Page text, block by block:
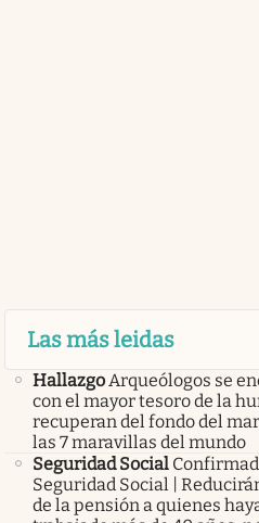
Las más leidas
Hallazgo Arqueólogos se
con el mayor tesoro de la
recuperan del fondo del
las 7 maravillas del mundo
Seguridad Social
Seguridad Social |
de la pensión a quienes